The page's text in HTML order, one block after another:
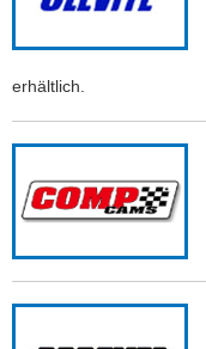
erhältlich.